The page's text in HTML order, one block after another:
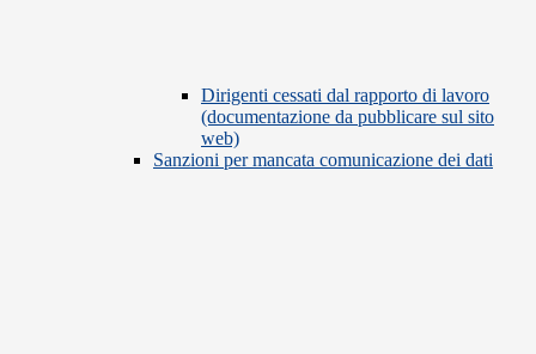
Dirigenti cessati dal rapporto di lavoro
(documentazione da pubblicare sul sito
web)
Sanzioni per mancata comunicazione dei dati